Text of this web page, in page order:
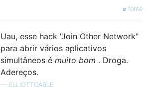
fonte
Uau, esse hack "Join Other Network"
para abrir vários aplicativos
simultâneos é muito bom . Droga.
Adereços.
— ELLIOTTCABLE